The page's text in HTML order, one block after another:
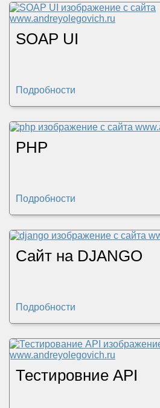
SOAP UI
Подробности
PHP
Подробности
Сайт на DJANGO
Подробности
Тестировние API